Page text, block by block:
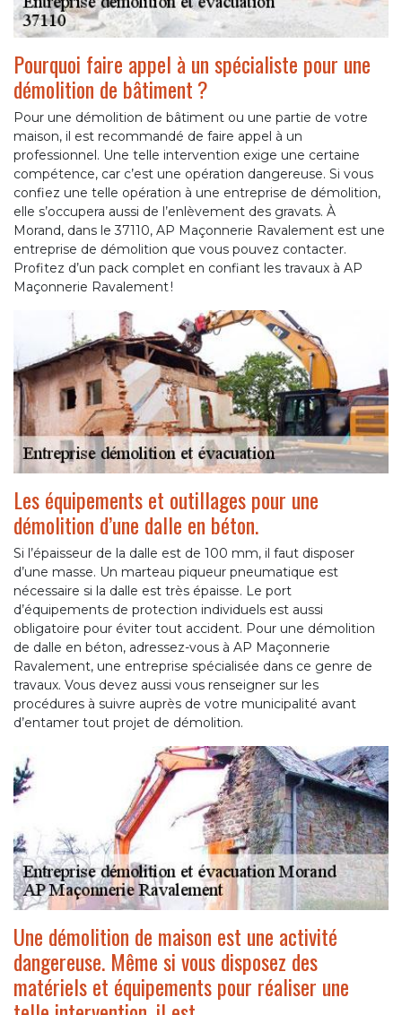
Pourquoi faire appel à un spécialiste pour une
démolition de bâtiment ?
Pour une démolition de bâtiment ou une partie de votre
maison, il est recommandé de faire appel à un
professionnel. Une telle intervention exige une certaine
compétence, car c’est une opération dangereuse. Si vous
confiez une telle opération à une entreprise de démolition,
elle s’occupera aussi de l’enlèvement des gravats. À
Morand, dans le 37110, AP Maçonnerie Ravalement est une
entreprise de démolition que vous pouvez contacter.
Profitez d’un pack complet en confiant les travaux à AP
Maçonnerie Ravalement !
Les équipements et outillages pour une
démolition d’une dalle en béton.
Si l’épaisseur de la dalle est de 100 mm, il faut disposer
d’une masse. Un marteau piqueur pneumatique est
nécessaire si la dalle est très épaisse. Le port
d’équipements de protection individuels est aussi
obligatoire pour éviter tout accident. Pour une démolition
de dalle en béton, adressez-vous à AP Maçonnerie
Ravalement, une entreprise spécialisée dans ce genre de
travaux. Vous devez aussi vous renseigner sur les
procédures à suivre auprès de votre municipalité avant
d’entamer tout projet de démolition.
Une démolition de maison est une activité
dangereuse. Même si vous disposez des
matériels et équipements pour réaliser une